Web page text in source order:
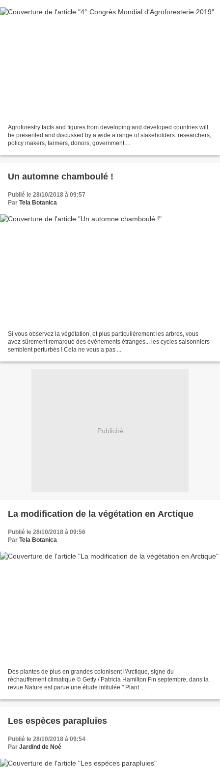
Agroforestry facts and figures from developing and developed countries will
be presented and discussed by a wide a range of stakeholders: researchers,
policy makers, farmers, donors, government ...
Un automne chamboulé !
Publié le 28/10/2018 à 09:57
Par Tela Botanica
Si vous observez la végétation, et plus particulièrement les arbres, vous
avez sûrement remarqué des évènements étranges... les cycles saisonniers
semblent perturbés ! Cela ne vous a pas ...
Publicité
La modification de la végétation en Arctique
Publié le 28/10/2018 à 09:56
Par Tela Botanica
Des plantes de plus en grandes colonisent l'Arctique, signe du
réchauffement climatique © Getty / Patricia Hamilton Fin septembre, dans la
revue Nature est parue une étude intitulée " Plant ...
Les espèces parapluies
Publié le 28/10/2018 à 09:54
Par Jardind de Noé